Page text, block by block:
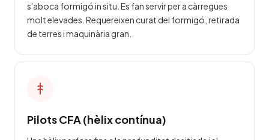
s'aboca formigó in situ. Es fan servir per a càrregues
molt elevades. Requereixen curat del formigó, retirada
de terres i maquinària gran.
Pilots CFA (hèlix contínua)